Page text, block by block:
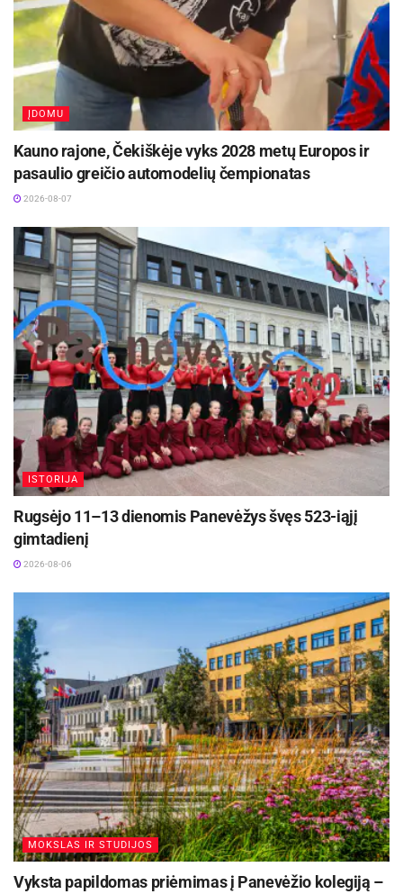
Panevėžio sporto centro informacija
ĮDOMU
Kauno rajone, Čekiškėje vyks 2028 metų Europos ir
pasaulio greičio automodelių čempionatas
2026-08-07
ISTORIJA
Rugsėjo 11–13 dienomis Panevėžys švęs 523-iąjį
gimtadienį
2026-08-06
MOKSLAS IR STUDIJOS
Vyksta papildomas priėmimas į Panevėžio kolegiją –